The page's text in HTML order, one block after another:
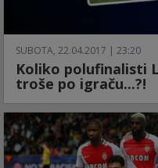
SUBOTA, 22.04.2017 | 23:20
Koliko polufinalisti
troše po igraču...?!